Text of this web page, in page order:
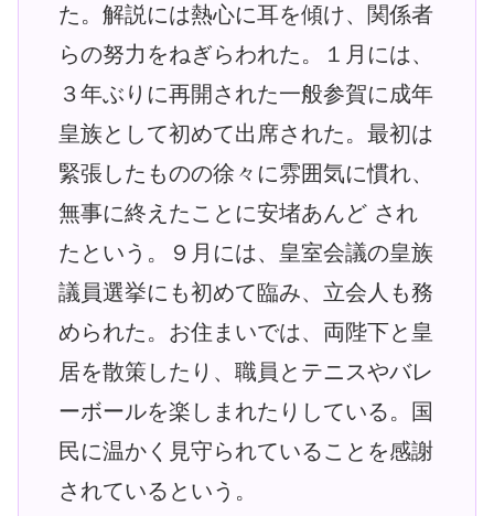
た。解説には熱心に耳を傾け、関係者
らの努力をねぎらわれた。１月には、
３年ぶりに再開された一般参賀に成年
皇族として初めて出席された。最初は
緊張したものの徐々に雰囲気に慣れ、
無事に終えたことに安堵あんど され
たという。９月には、皇室会議の皇族
議員選挙にも初めて臨み、立会人も務
められた。お住まいでは、両陛下と皇
居を散策したり、職員とテニスやバレ
ーボールを楽しまれたりしている。国
民に温かく見守られていることを感謝
されているという。